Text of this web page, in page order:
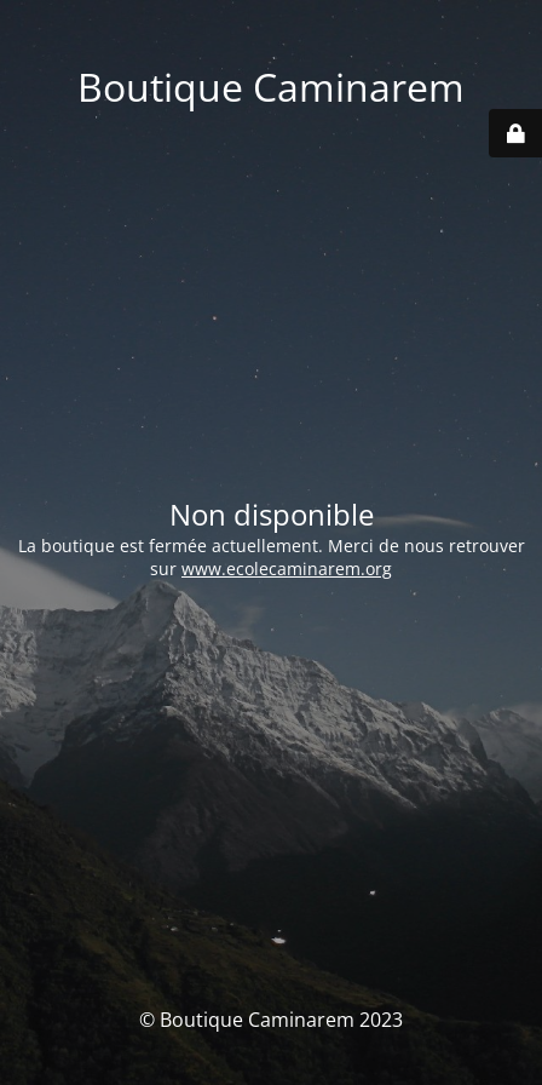
Boutique Caminarem
Non disponible
La boutique est fermée actuellement. Merci de nous retrouver
sur www.ecolecaminarem.org
© Boutique Caminarem 2023